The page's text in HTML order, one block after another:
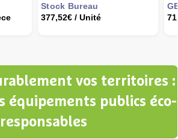
180 - PILOT
Stock Bureau
377,52€ / Unité
vos territoires :
équipements publics éco-
responsables